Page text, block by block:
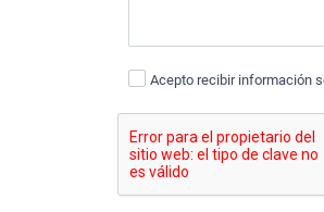
Acepto recibir información